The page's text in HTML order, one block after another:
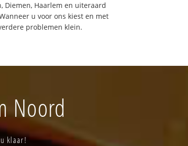
Diemen, Haarlem en uiteraard
u voor ons kiest en met
problemen klein.
Noord
klaar!